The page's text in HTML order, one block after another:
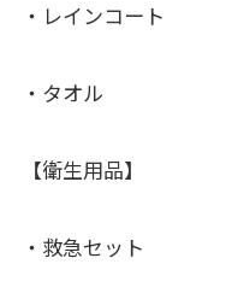
・レインコート
・タオル
【衛生用品】
・救急セット